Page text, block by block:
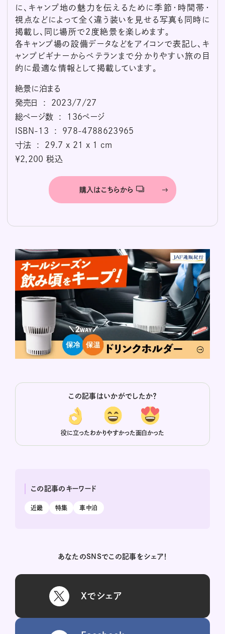
に、キャンプ地の魅力を伝えるために季節・時間帯・
視点などによって全く違う装いを見せる写真も同時に
掲載し、同じ場所で２度絶景を楽しめます。
各キャンプ場の設備データなどをアイコンで表記し、キ
ャンプビギナーからベテランまで分かりやすい旅の目
的に最適な情報として掲載しています。
絶景に泊まる
発売日 ‏ : ‎ 2023/7/27
総ページ数 ‏ : ‎ 136ページ
ISBN-13 ‏ : ‎ 978-4788623965
寸法 ‏ : ‎ 29.7 x 21 x 1 cm
￥2,200 税込
購入はこちらから
この記事はいかがでしたか？
役に立ったわかりやすかった面白かった
この記事のキーワード
近畿 特集 車中泊
あなたのSNSでこの記事をシェア！
Xでシェア